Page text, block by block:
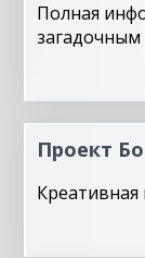
Полная
Проект
Креативная